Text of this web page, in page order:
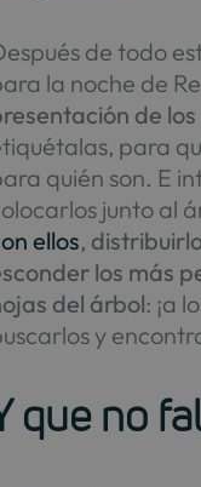
de todo
la noche de
de
para
quién son. E
junto al
ellos,
los más
del árbol: ¡a
y
que no